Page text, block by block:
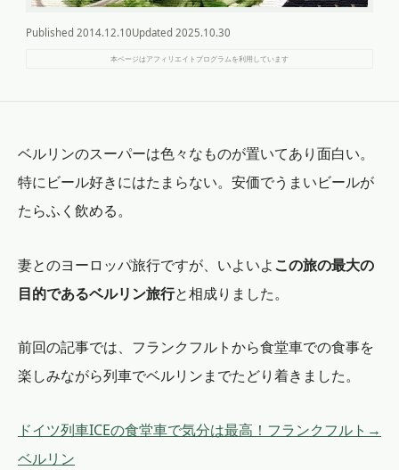
Published 2014.12.10Updated 2025.10.30
本ページはアフィリエイトプログラムを利用しています
ベルリンのスーパーは色々なものが置いてあり面白い。
特にビール好きにはたまらない。安価でうまいビールが
たらふく飲める。
妻とのヨーロッパ旅行ですが、いよいよ この旅の最大の
目的であるベルリン旅行と相成りました。
前回の記事では、フランクフルトから食堂車での食事を
楽しみながら列車でベルリンまでたどり着きました。
ドイツ列車ICEの食堂車で気分は最高！フランクフルト→
ベルリン